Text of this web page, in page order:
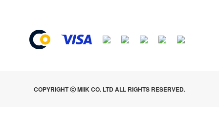
COPYRIGHT ⓒ MiiK CO. LTD ALL RIGHTS RESERVED.